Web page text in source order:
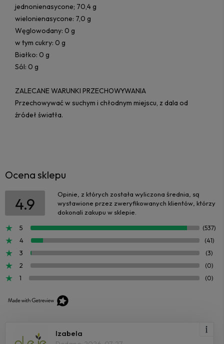
jednonienasycone; 70,4 g
wielonienasycone: 7,0 g
Węglowodany: 0 g
w tym cukry: 0 g
Białko: 0 g
Sól: 0 g
ZALECANE WARUNKI PRZECHOWYWANIA
Przechowywać w suchym i chłodnym miejscu, z dala od
źródeł światła.
Ocena sklepu
4.9
Opinie, z których została wyliczona średnia, są
wystawione przez zweryfikowanych klientów, którzy
dokonali zakupu w sklepie.
5
(537)
4 (41)
3 (3)
2 (0)
1 (0)
Izabela